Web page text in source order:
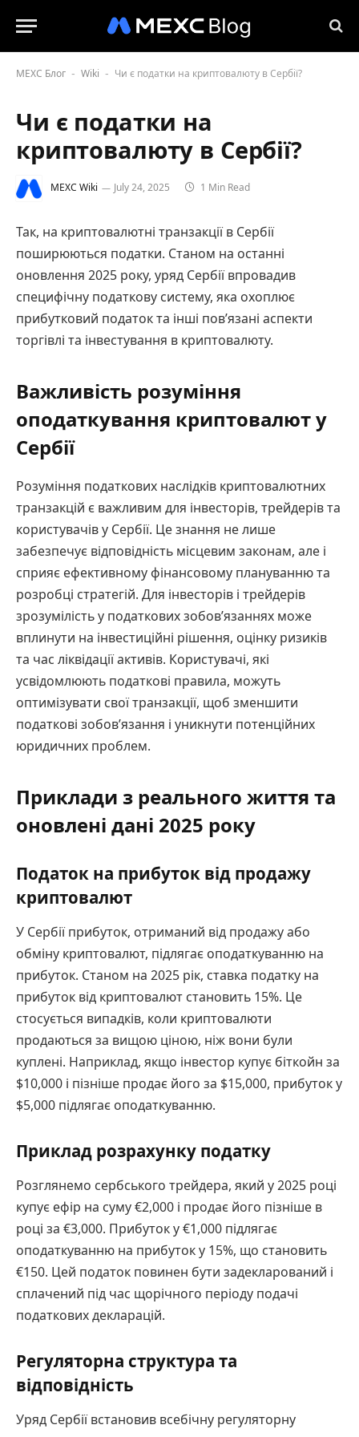
MEXC Блог - Wiki - Чи є податки на криптовалюту в Сербії?
Чи є податки на
криптовалюту в Сербії?
MEXC Wiki July 24, 2025 1 Min Read
Так, на криптовалютні транзакції в Сербії
поширюються податки. Станом на останні
оновлення 2025 року, уряд Сербії впровадив
специфічну податкову систему, яка охоплює
прибутковий податок та інші пов’язані аспекти
торгівлі та інвестування в криптовалюту.
Важливість розуміння
оподаткування криптовалют у
Сербії
Розуміння податкових наслідків криптовалютних
транзакцій є важливим для інвесторів, трейдерів та
користувачів у Сербії. Це знання не лише
забезпечує відповідність місцевим законам, але і
сприяє ефективному фінансовому плануванню та
розробці стратегій. Для інвесторів і трейдерів
зрозумілість у податкових зобов’язаннях може
вплинути на інвестиційні рішення, оцінку ризиків
та час ліквідації активів. Користувачі, які
усвідомлюють податкові правила, можуть
оптимізувати свої транзакції, щоб зменшити
податкові зобов’язання і уникнути потенційних
юридичних проблем.
Приклади з реального життя та
оновлені дані 2025 року
Податок на прибуток від продажу
криптовалют
У Сербії прибуток, отриманий від продажу або
обміну криптовалют, підлягає оподаткуванню на
прибуток. Станом на 2025 рік, ставка податку на
прибуток від криптовалют становить 15%. Це
стосується випадків, коли криптовалюти
продаються за вищою ціною, ніж вони були
куплені. Наприклад, якщо інвестор купує біткойн за
$10,000 і пізніше продає його за $15,000, прибуток у
$5,000 підлягає оподаткуванню.
Приклад розрахунку податку
Розглянемо сербського трейдера, який у 2025 році
купує ефір на суму €2,000 і продає його пізніше в
році за €3,000. Прибуток у €1,000 підлягає
оподаткуванню на прибуток у 15%, що становить
€150. Цей податок повинен бути задекларований і
сплачений під час щорічного періоду подачі
податкових декларацій.
Регуляторна структура та
відповідність
Уряд Сербії встановив всебічну регуляторну